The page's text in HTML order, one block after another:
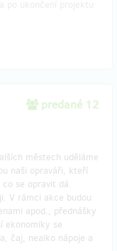
predané 12
městech uděláme
naši opraváři, kteří
se opravit dá.
V rámci akce budou
apod., přednášky
ekonomiky se
čaj, nealko nápoje a